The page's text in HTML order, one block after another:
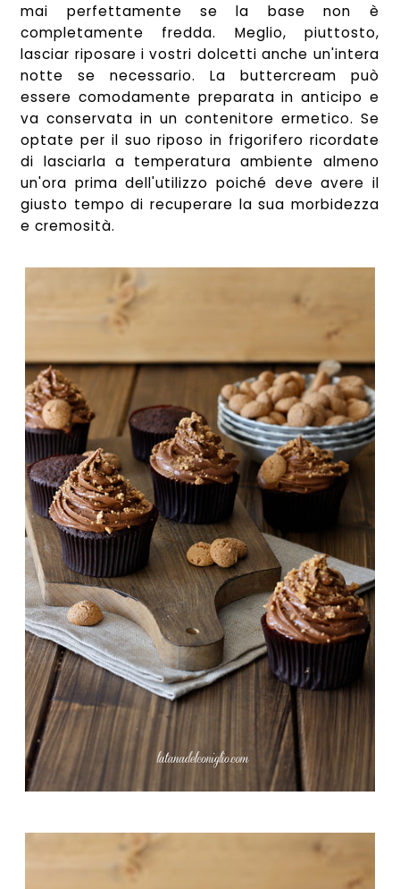
mai perfettamente se la base non è
completamente fredda. Meglio, piuttosto,
lasciar riposare i vostri dolcetti anche un'intera
notte se necessario. La buttercream può
essere comodamente preparata in anticipo e
va conservata in un contenitore ermetico. Se
optate per il suo riposo in frigorifero ricordate
di lasciarla a temperatura ambiente almeno
un'ora prima dell'utilizzo poiché deve avere il
giusto tempo di recuperare la sua morbidezza
e cremosità.